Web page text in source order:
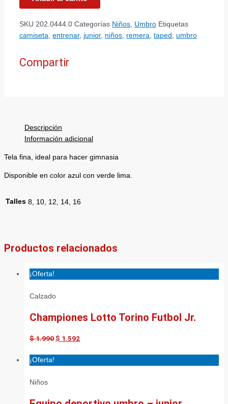
SKU 202.0444.0 Categorías Niños, Umbro Etiquetas
camiseta, entrenar, junior, niños, remera, taped , umbro
Compartir
Descripción
Información adicional
Tela fina, ideal para hacer gimnasia
Disponible en color azul con verde lima.
Talles 8, 10, 12, 14, 16
Productos relacionados
¡Oferta!
Calzado
Championes Lotto Torino Futbol Jr.
$1.990 $ 1.592
¡Oferta!
Niños